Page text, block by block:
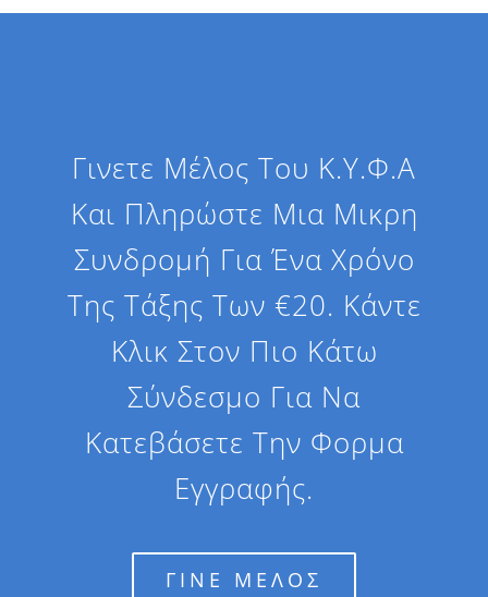
Γινετε Μέλος Του Κ.Υ.Φ.Α
Και Πληρώστε Μια Μικρη
Συνδρομή Για Ένα Χρόνο
Της Τάξης Των €20. Κάντε
Κλικ Στον Πιο Κάτω
Σύνδεσμο Για Να
Κατεβάσετε Την Φορμα
Εγγραφής.
ΓΙΝΕ ΜΕΛΟΣ